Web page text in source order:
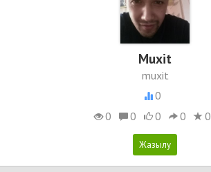
Muxit
muxit
0
0
0 0 0 0